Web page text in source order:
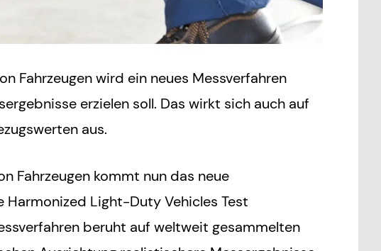
Fahrzeugen wird ein neues Messverfahren
erzielen soll. Das wirkt sich auch auf
aus.
Fahrzeugen kommt nun das neue
Harmonized Light-Duty Vehicles Test
beruht auf weltweit gesammelten